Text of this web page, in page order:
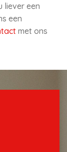
liever een
een
met ons